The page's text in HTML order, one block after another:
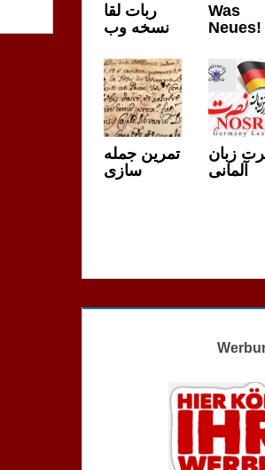
ربات لقا
نسخه وب
Was
Neues!
تمرین جمله
سازی
زبان
آلمانی